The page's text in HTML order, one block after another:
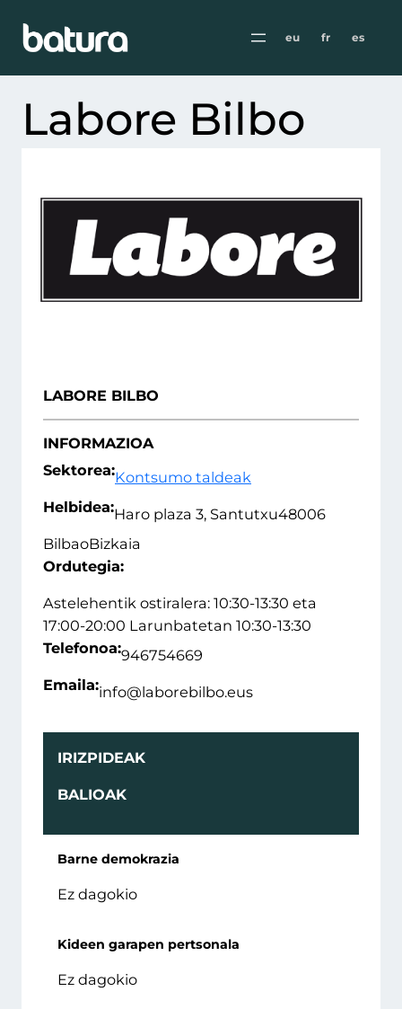
eu fr es
Labore Bilbo
LABORE BILBO
INFORMAZIOA
Sektorea:Kontsumo taldeak
Helbidea:Haro plaza 3, Santutxu48006
BilbaoBizkaia
Ordutegia:
Astelehentik ostiralera: 10:30-13:30 eta
17:00-20:00 Larunbatetan 10:30-13:30
Telefonoa:946754669
Emaila:info@laborebilbo.eus
IRIZPIDEAK
BALIOAK
Barne demokrazia
Ez dagokio
Kideen garapen pertsonala
Ez dagokio